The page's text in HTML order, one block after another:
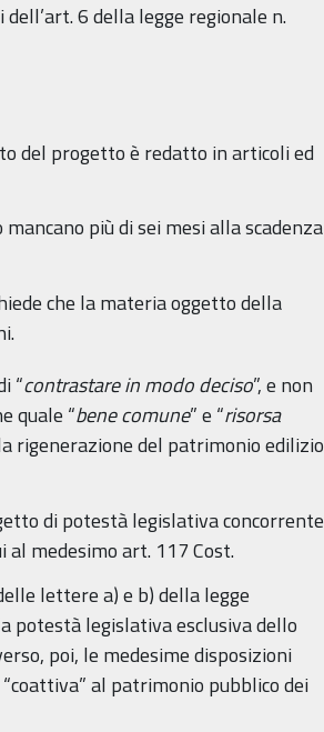
6 della legge regionale n.
del progetto è redatto in articoli ed
più di sei mesi alla scadenza
che la materia oggetto della
“contrastare in modo deciso”, e non
quale “bene comune” e “risorsa
rigenerazione del patrimonio edilizio
di potestà legislativa concorrente
medesimo art. 117 Cost.
lettere a) e b) della legge
potestà legislativa esclusiva dello
poi, le medesime disposizioni
al patrimonio pubblico dei